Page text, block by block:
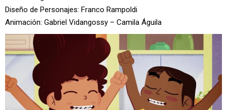
Diseño de Personajes: Franco Rampoldi
Animación: Gabriel Vidangossy – Camila Águila